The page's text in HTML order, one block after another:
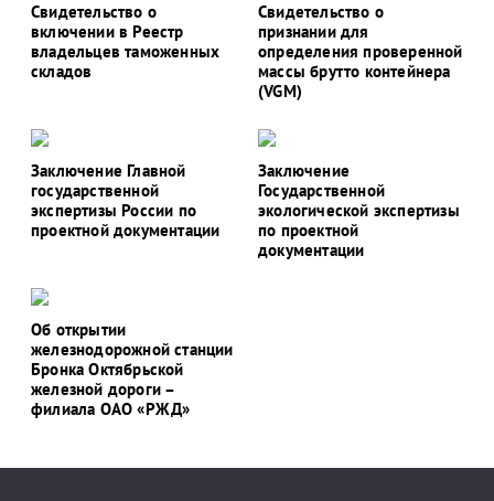
Свидетельство о
включении в Реестр
владельцев таможенных
складов
Свидетельство о
признании для
определения проверенной
массы брутто контейнера
(VGM)
Заключение Главной
государственной
экспертизы России по
проектной документации
Заключение
Государственной
экологической экспертизы
по проектной
документации
Об открытии
железнодорожной станции
Бронка Октябрьской
железной дороги –
филиала ОАО «РЖД»